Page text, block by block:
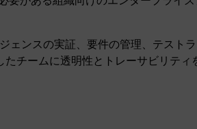
ェンスの実証、要件の管理、テスト
たチームに透明性とトレーサビリテ